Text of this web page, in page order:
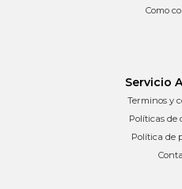
Como
Servicio
Terminos y
Políticas de
Política de